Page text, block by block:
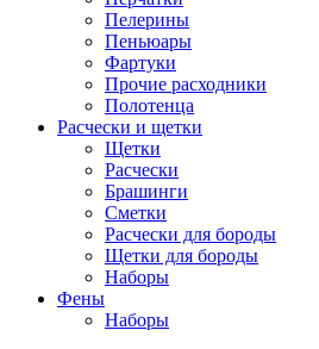
Пелерины
Пеньюары
Фартуки
Прочие расходники
Полотенца
Расчески и щетки
Щетки
Расчески
Брашинги
Сметки
Расчески для бороды
Щетки для бороды
Наборы
Фены
Наборы